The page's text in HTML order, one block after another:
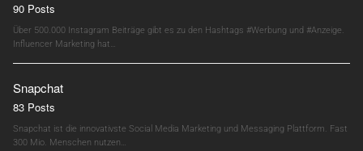
90 Posts
Über 500.000 Instagram Beiträge gibt es zu den Hashtags #Werbung und #Anzeige.
Influencer Marketing hat…
Snapchat
83 Posts
Snapchat ist die innovativste Social Media Marketing und Messaging Plattform. Fast
300 Mio. Menschen nutzen…